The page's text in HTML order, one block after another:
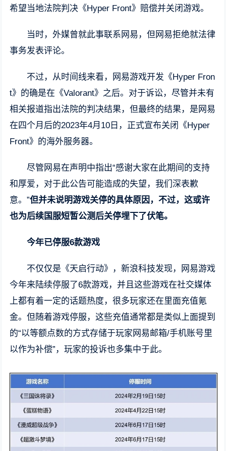
希望当地法院判决《Hyper Front》赔偿并关闭游戏。
当时，外媒曾就此事联系网易，但网易拒绝就法律
事务发表评论。
不过，从时间线来看，网易游戏开发《Hyper Fron
t》的确是在《Valorant》之后。对于诉讼，尽管并未有
相关报道指出法院的判决结果，但最终的结果，是网易
在四个月后的2023年4月10日，正式宣布关闭《Hyper
Front》的海外服务器。
尽管网易在声明中指出“感谢大家在此期间的支持
和厚爱，对于此公告可能造成的失望，我们深表歉
意。”但并未说明游戏关停的具体原因，不过，这或许
也为后续国服短暂公测后关停埋下了伏笔。
今年已停服6款游戏
不仅仅是《天启行动》，新浪科技发现，网易游戏
今年来陆续停服了6款游戏，并且这些游戏在社交媒体
上都有着一定的话题热度，很多玩家还在里面充值氪
金。但随着游戏停服，这些充值通常都是类似上面提到
的“以等额点数的方式存储于玩家网易邮箱/手机账号里
以作为补偿”，玩家的投诉也多集中于此。